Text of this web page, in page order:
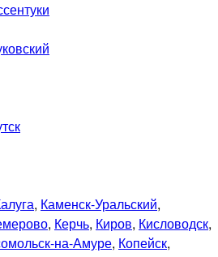
, Каменск-Уральский,
, Керчь, Киров, Кисловодск,
на-Амуре, Копейск,